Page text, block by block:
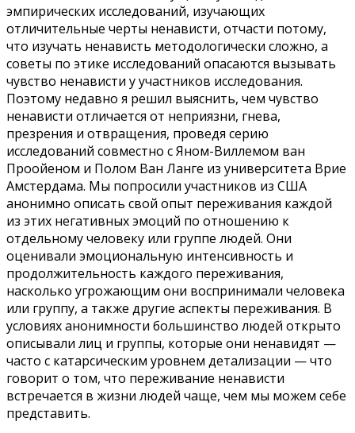
эмпирических исследований, изучающих
отличительные черты ненависти, отчасти потому,
что изучать ненависть методологически сложно, а
советы по этике исследований опасаются вызывать
чувство ненависти у участников исследования.
Поэтому недавно я решил выяснить, чем чувство
ненависти отличается от неприязни, гнева,
презрения и отвращения, проведя серию
исследований совместно с Яном-Виллемом ван
Проойеном и Полом Ван Ланге из университета Врие
Амстердама. Мы попросили участников из США
анонимно описать свой опыт переживания каждой
из этих негативных эмоций по отношению к
отдельному человеку или группе людей. Они
оценивали эмоциональную интенсивность и
продолжительность каждого переживания,
насколько угрожающим они воспринимали человека
или группу, а также другие аспекты переживания. В
условиях анонимности большинство людей открыто
описывали лиц и группы, которые они ненавидят —
часто с катарсическим уровнем детализации — что
говорит о том, что переживание ненависти
встречается в жизни людей чаще, чем мы можем себе
представить.